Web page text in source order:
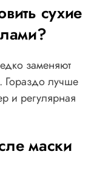
сухие
заменяют
Гораздо лучше
и регулярная
маски